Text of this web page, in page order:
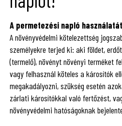
A permetezési napló
A növényvédelmi kötelezettség
személyekre terjed ki: aki földet,
(termelő), növényt növényi terméket
vagy felhasznál köteles a károsítók
megakadályozni, szükség esetén
zárlati károsítókkal való fertőzést,
növényvédelmi hatóságoknak